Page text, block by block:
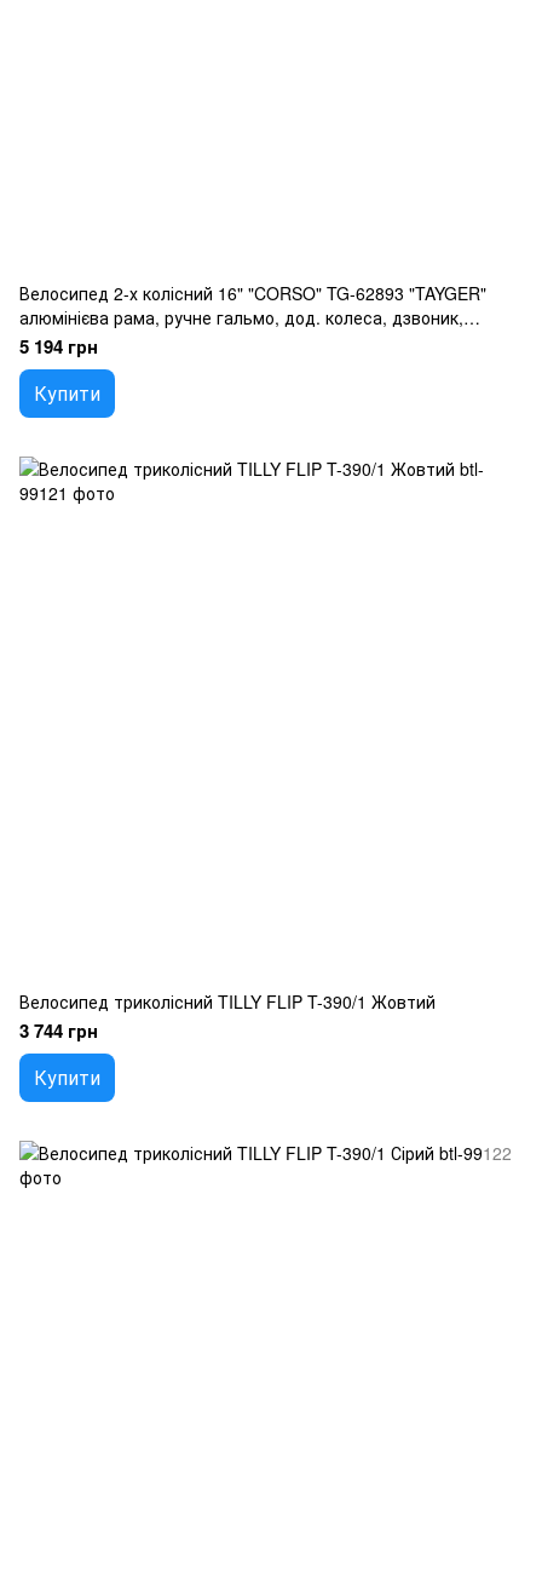
Велосипед 2-х колісний 16" "CORSO" TG-62893 "TAYGER"
алюмінієва рама, ручне гальмо, дод. колеса, дзвоник,
бутилочка, зібран на 85
5 194 грн
Купити
Велосипед триколісний TILLY FLIP T-390/1 Жовтий
3 744 грн
Купити